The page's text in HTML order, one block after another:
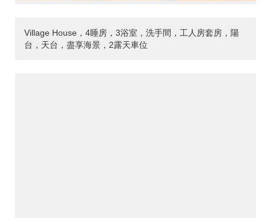
Village House，4睡房，3浴室，洗手間，工人房套房，陽
台，天台，盡享海景，2露天車位